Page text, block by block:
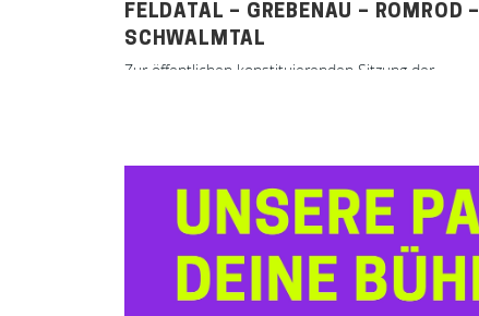
FELDATAL – GREBENAU – ROMROD –
SCHWALMTAL
Zur öffentlichen konstituierenden Sitzung der
Wicke am 19. Au...